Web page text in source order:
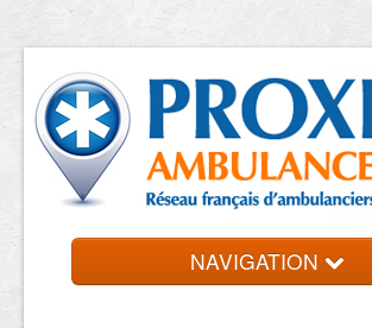
NAVIGATION